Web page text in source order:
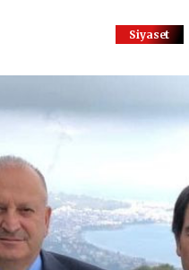
Siyaset